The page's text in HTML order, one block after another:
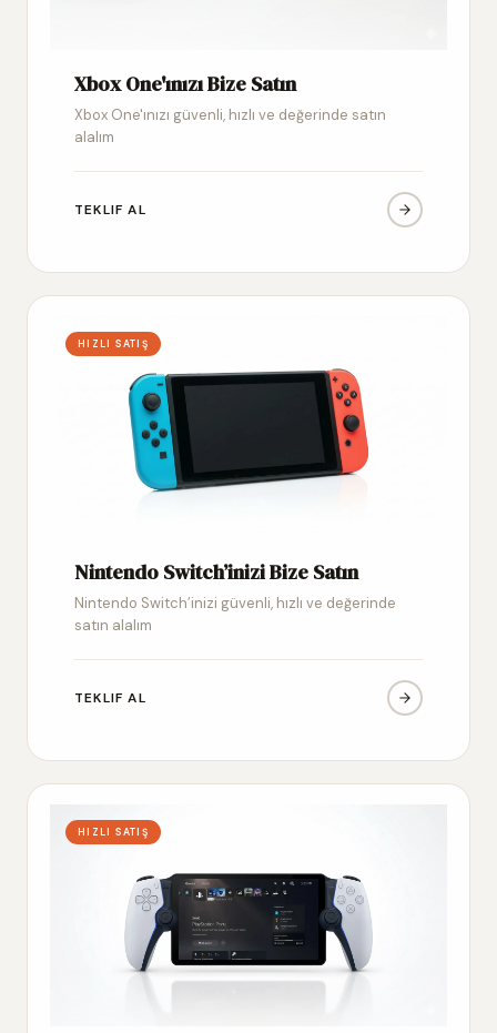
Xbox One'ınızı Bize Satın
Xbox One'ınızı güvenli, hızlı ve değerinde satın
alalım
TEKLIF AL
HIZLI SATIŞ
Nintendo Switch’inizi Bize Satın
Nintendo Switch’inizi güvenli, hızlı ve değerinde
satın alalım
TEKLIF AL
HIZLI SATIŞ